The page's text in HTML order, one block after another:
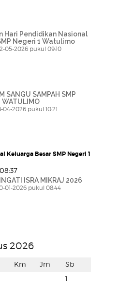
Hari Pendidikan Nasional
Negeri 1 Watulimo
05-2026 pukul 09:10
SANGU SAMPAH SMP
WATULIMO
04-2026 pukul 10:21
Keluarga Besar SMP Negeri 1
ISRA MIKRAJ 2026
01-2026 pukul 08:44
2026
Km Jm
Sb
1